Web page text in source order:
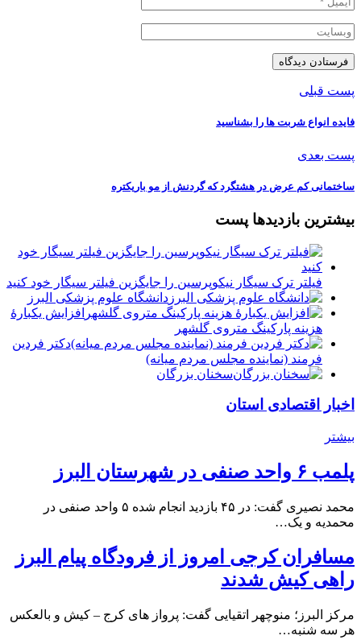
پست قبلی
فایده انواع شربت ها را بشناسید
پست بعدی
ساختمانی کم عرض در هشتگرد که گردنش از مو باریکتره
بیشترین بازدیدها پست
فیلتر ترک سیگار نیکوپرسین را جایگزین فیلتر سیگار خود کنید
دانشگاه علوم پزشکی البرز
افزایش یکبارۀ
هزینه پارکینگ متروی گلشهر
دكتر فردين
فرمند (نماينده مجلس مردم میانه)
سخنان بزرگان
اخبار اقتصادی استان
بیشتر
پلمب ۶ واحد صنفی در شهرستان البرز
محمد نصیری گفت: در ۴۵ بازدید انجام شده ۵ واحد صنفی در
محمدیه و یک…
مسافران کرجی امروز از فرودگاه پیام البرز
راهی کیش شدند
مرکز البرز؛ منوچهر اتقیایی گفت: پرواز های کرج – کیش و بالعکس
هر سه شنبه…